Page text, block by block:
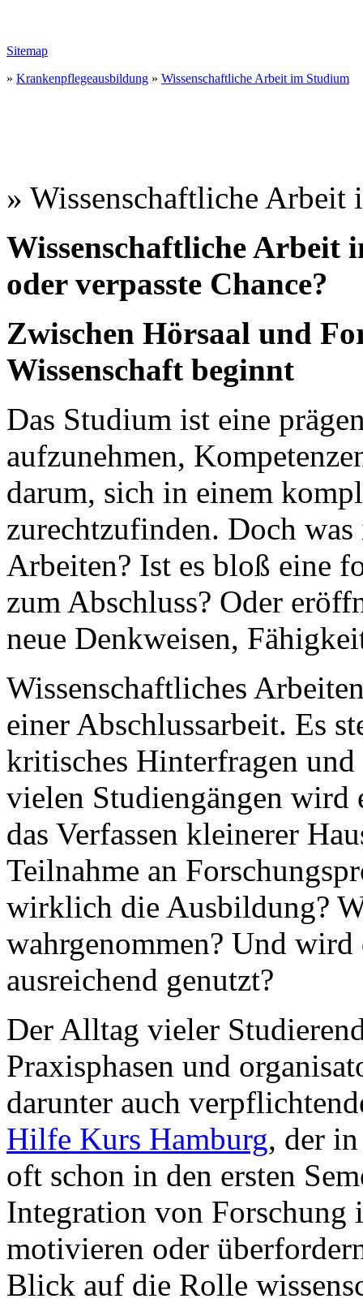
Sitemap
» Krankenpflegeausbildung » Wissenschaftliche Arbeit im Studium
» Wissenschaftliche Arbeit
Wissenschaftliche
oder verpasste Chance?
Zwischen Hörsaal und
Wissenschaft beginnt
Das Studium ist eine
aufzunehmen,
darum, sich in einem
zurechtzufinden. Doch
Arbeiten? Ist es bloß eine
zum Abschluss? Oder
neue Denkweisen,
Wissenschaftliches
einer Abschlussarbeit. Es
kritisches Hinterfragen
vielen Studiengängen wird
das Verfassen kleinerer
Teilnahme an
wirklich die Ausbildung?
wahrgenommen? Und
ausreichend genutzt?
Der Alltag vieler
Praxisphasen und
darunter auch
Hilfe Kurs Hamburg, der
oft schon in den ersten
Integration von Forschung
motivieren oder
Blick auf die Rolle